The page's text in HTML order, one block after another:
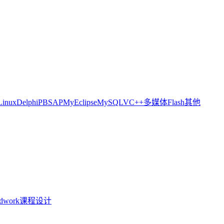
DelphiPBSAPMyEclipseMySQLVC++多媒体Flash其他
课程设计